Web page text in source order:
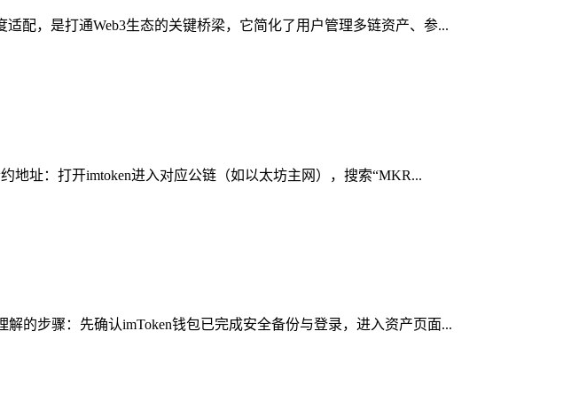
配，是打通Web3生态的关键桥梁，它简化了用户管理多链资产、参...
址：打开imtoken进入对应公链（如以太坊主网），搜索“MKR...
的步骤：先确认imToken钱包已完成安全备份与登录，进入资产页面...